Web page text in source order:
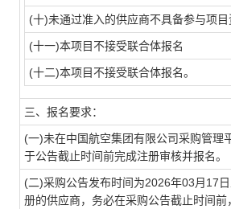
(十)未通过准入的供应商不具备参与项目
(十一)本项目不接受联合体报名
(十二)本项目不接受联合体报名。
三、报名要求：
(一)未在中国航空集团有限公司采购管
于公告截止时间前完成注册审核并报名。
(二)采购公告发布时间为2026年03月17
册的供应商，务必在采购公告截止时间